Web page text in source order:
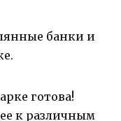
банки и
готова!
к различным